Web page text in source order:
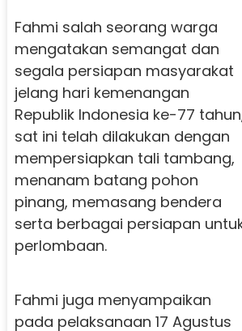
Fahmi salah seorang warga
mengatakan semangat dan
segala persiapan masyarakat
jelang hari kemenangan
Republik Indonesia ke-77
sat ini telah dilakukan dengan
mempersiapkan tali tambang,
menanam batang pohon
pinang, memasang bendera
serta berbagai persiapan
perlombaan.
Fahmi juga menyampaikan
pada pelaksanaan 17 Agustus